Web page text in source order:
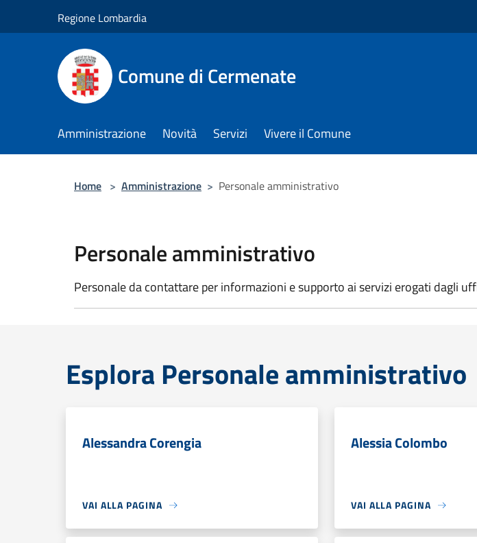
Regione Lombardia
Comune di Cermenate
Amministrazione Novità Servizi Vivere il Comune
Home > Amministrazione > Personale amministrativo
Personale amministrativo
Personale da contattare per informazioni e supporto ai servizi erogati dagli
Esplora Personale amministrativo
Alessandra Corengia
VAI ALLA PAGINA
Alessia Colombo
VAI ALLA PAGINA